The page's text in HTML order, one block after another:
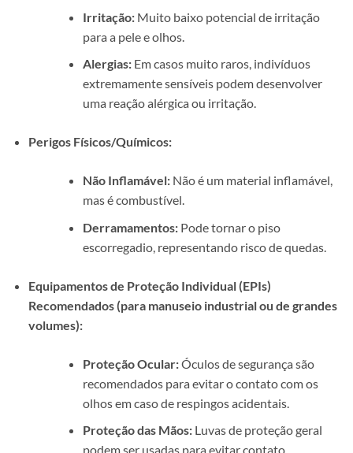
Irritação:Muito baixo potencial de irritação
para a pele e olhos.
Alergias:Em casos muito raros, indivíduos
extremamente sensíveis podem desenvolver
uma reação alérgica ou irritação.
Perigos Físicos/Químicos:
Não Inflamável:Não é um material inflamável,
mas é combustível.
Derramamentos:Pode tornar o piso
escorregadio, representando risco de quedas.
Equipamentos de Proteção Individual (EPIs)
Recomendados (para manuseio industrial ou de grandes
volumes):
Proteção Ocular:Óculos de segurança são
recomendados para evitar o contato com os
olhos em caso de respingos acidentais.
Proteção das Mãos:Luvas de proteção geral
podem ser usadas para evitar contato